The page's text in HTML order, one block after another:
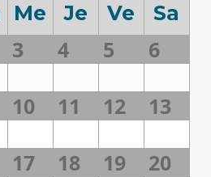
Me Je Ve Sa
3 4 5 6
10 11 12 13
17 18 19 20